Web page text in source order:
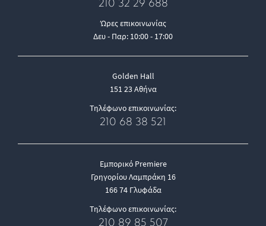
210 32 29 688
Ώρες επικοινωνίας
Δευ - Παρ: 10:00 - 17:00
Golden Hall
151 23 Αθήνα
Τηλέφωνο επικοινωνίας:
210 68 38 521
Εμπορικό Premiere
Γρηγορίου Λαμπράκη 16
166 74 Γλυφάδα
Τηλέφωνο επικοινωνίας:
210 89 85 507